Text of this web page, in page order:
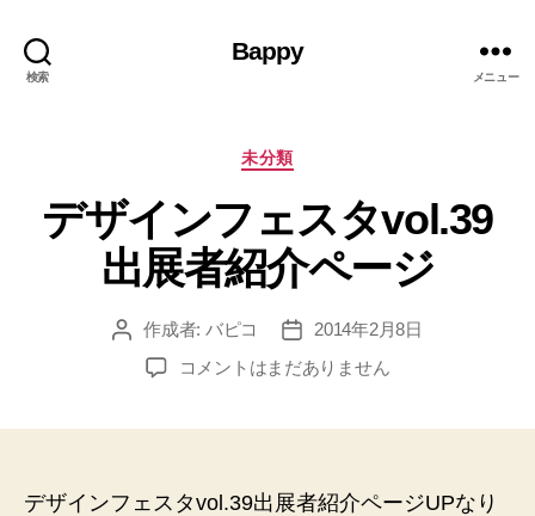
検索
Bappy
メニュー
カ
ゴ
リ
ー
未分類
デザインフェスタvol.39
出展者紹介ページ
投 作成者: バピコ
投
稿
日
2014年2月8日
デ
ェ
コメントはまだありません
デザインフェスタvol.39出展者紹介ページUPなり